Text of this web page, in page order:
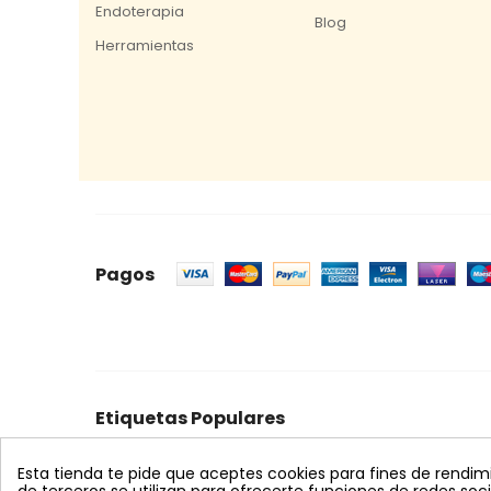
Endoterapia
Herramientas
Blog
Pagos
Etiquetas Populares
celeste trampa cromática feromona
bombus terrestris
nematodos koppert azul
Esta tienda te pide que aceptes cookies para fines de